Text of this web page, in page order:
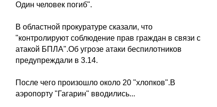
Один человек погиб".
В областной прокуратуре сказали, что
"контролируют соблюдение прав граждан в связи с
атакой БПЛА".Об угрозе атаки беспилотников
предупреждали в 3.14.
После чего произошло около 20 "хлопков".В
аэропорту "Гагарин" вводились...